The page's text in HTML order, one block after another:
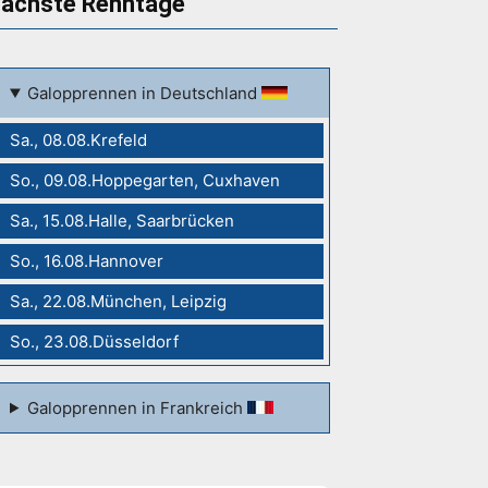
Galopprennen in Deutschland
Sa., 08.08.Krefeld
So., 09.08.Hoppegarten, Cuxhaven
Sa., 15.08.Halle, Saarbrücken
So., 16.08.Hannover
Sa., 22.08.München, Leipzig
So., 23.08.Düsseldorf
Galopprennen in Frankreich